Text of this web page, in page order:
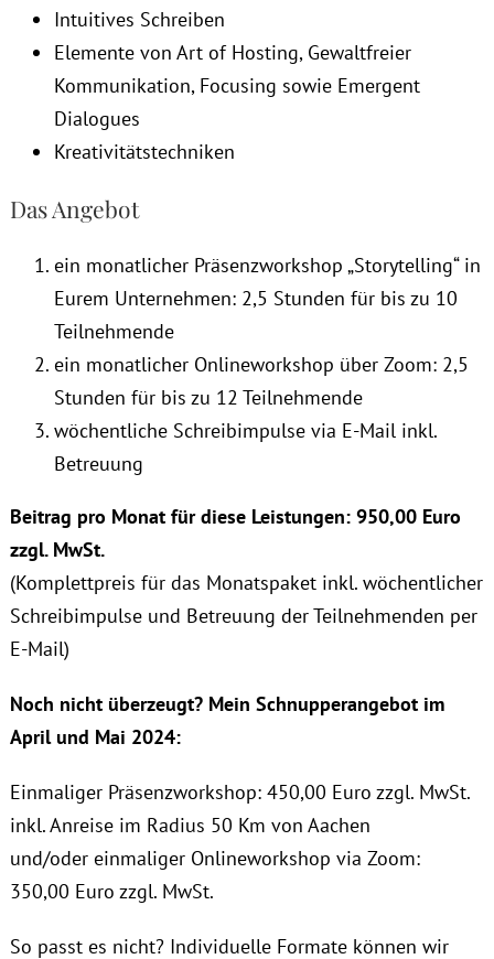
Intuitives Schreiben
Elemente von Art of Hosting, Gewaltfreier
Kommunikation, Focusing sowie Emergent
Dialogues
Kreativitätstechniken
Das Angebot
ein monatlicher Präsenzworkshop „Storytelling“ in
Eurem Unternehmen: 2,5 Stunden für bis zu 10
Teilnehmende
ein monatlicher Onlineworkshop über Zoom: 2,5
Stunden für bis zu 12 Teilnehmende
wöchentliche Schreibimpulse via E-Mail inkl.
Betreuung
Beitrag pro Monat für diese Leistungen: 950,00 Euro
zzgl. MwSt.
(Komplettpreis für das Monatspaket inkl. wöchentlicher
Schreibimpulse und Betreuung der Teilnehmenden per
E-Mail)
Noch nicht überzeugt? Mein Schnupperangebot im
April und Mai 2024:
Einmaliger Präsenzworkshop: 450,00 Euro zzgl. MwSt.
inkl. Anreise im Radius 50 Km von Aachen
und/oder einmaliger Onlineworkshop via Zoom:
350,00 Euro zzgl. MwSt.
So passt es nicht? Individuelle Formate können wir